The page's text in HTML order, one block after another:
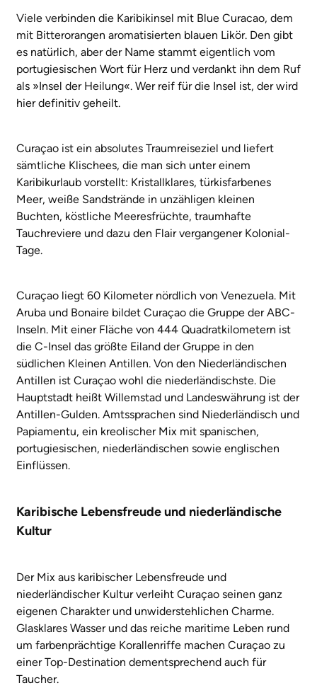
Viele verbinden die Karibikinsel mit Blue Curacao, dem
mit Bitterorangen aromatisierten blauen Likör. Den gibt
es natürlich, aber der Name stammt eigentlich vom
portugiesischen Wort für Herz und verdankt ihn dem Ruf
als »Insel der Heilung«. Wer reif für die Insel ist, der wird
hier definitiv geheilt.
Curaçao ist ein absolutes Traumreiseziel und liefert
sämtliche Klischees, die man sich unter einem
Karibikurlaub vorstellt: Kristallklares, türkisfarbenes
Meer, weiße Sandstrände in unzähligen kleinen
Buchten, köstliche Meeresfrüchte, traumhafte
Tauchreviere und dazu den Flair vergangener Kolonial-
Tage.
Curaçao liegt 60 Kilometer nördlich von Venezuela. Mit
Aruba und Bonaire bildet Curaçao die Gruppe der ABC-
Inseln. Mit einer Fläche von 444 Quadratkilometern ist
die C-Insel das größte Eiland der Gruppe in den
südlichen Kleinen Antillen. Von den Niederländischen
Antillen ist Curaçao wohl die niederländischste. Die
Hauptstadt heißt Willemstad und Landeswährung ist der
Antillen-Gulden. Amtssprachen sind Niederländisch und
Papiamentu, ein kreolischer Mix mit spanischen,
portugiesischen, niederländischen sowie englischen
Einflüssen.
Karibische Lebensfreude und niederländische
Kultur
Der Mix aus karibischer Lebensfreude und
niederländischer Kultur verleiht Curaçao seinen ganz
eigenen Charakter und unwiderstehlichen Charme.
Glasklares Wasser und das reiche maritime Leben rund
um farbenprächtige Korallenriffe machen Curaçao zu
einer Top-Destination dementsprechend auch für
Taucher.